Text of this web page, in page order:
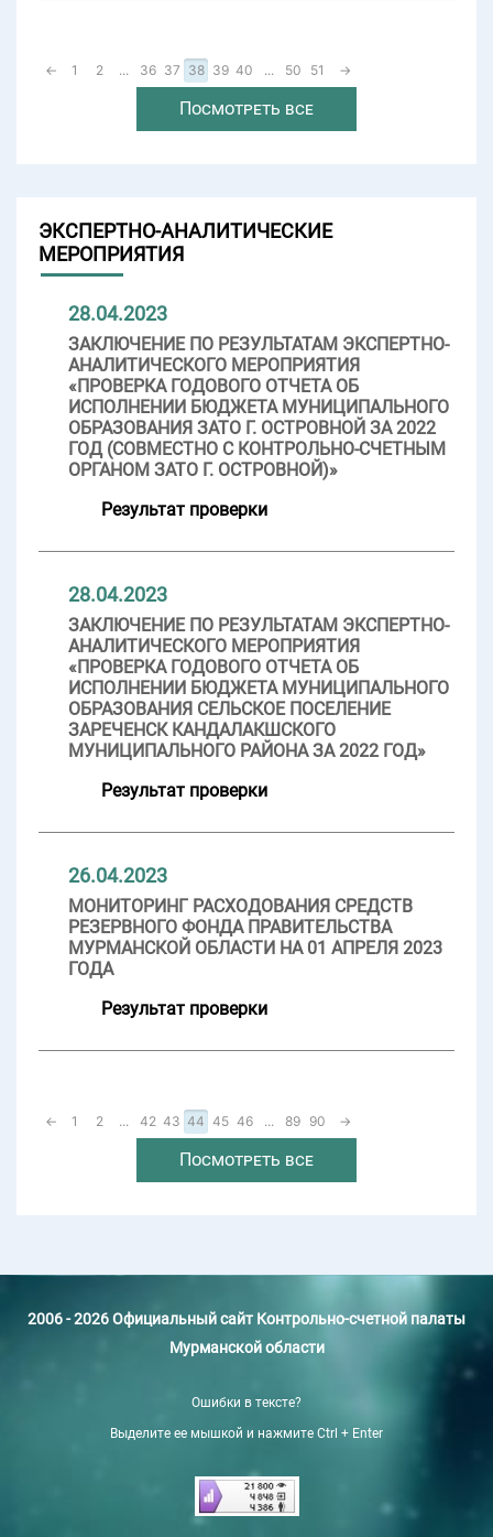
← 1 2 ... 36 37 38 39 40 ... 50 51 →
Посмотреть все
ЭКСПЕРТНО-АНАЛИТИЧЕСКИЕ
МЕРОПРИЯТИЯ
28.04.2023
ЗАКЛЮЧЕНИЕ ПО РЕЗУЛЬТАТАМ ЭКСПЕРТНО-
АНАЛИТИЧЕСКОГО МЕРОПРИЯТИЯ
«ПРОВЕРКА ГОДОВОГО ОТЧЕТА ОБ
ИСПОЛНЕНИИ БЮДЖЕТА МУНИЦИПАЛЬНОГО
ОБРАЗОВАНИЯ ЗАТО Г. ОСТРОВНОЙ ЗА 2022
ГОД (СОВМЕСТНО С КОНТРОЛЬНО-СЧЕТНЫМ
ОРГАНОМ ЗАТО Г. ОСТРОВНОЙ)»
Результат проверки
28.04.2023
ЗАКЛЮЧЕНИЕ ПО РЕЗУЛЬТАТАМ ЭКСПЕРТНО-
АНАЛИТИЧЕСКОГО МЕРОПРИЯТИЯ
«ПРОВЕРКА ГОДОВОГО ОТЧЕТА ОБ
ИСПОЛНЕНИИ БЮДЖЕТА МУНИЦИПАЛЬНОГО
ОБРАЗОВАНИЯ СЕЛЬСКОЕ ПОСЕЛЕНИЕ
ЗАРЕЧЕНСК КАНДАЛАКШСКОГО
МУНИЦИПАЛЬНОГО РАЙОНА ЗА 2022 ГОД»
Результат проверки
26.04.2023
МОНИТОРИНГ РАСХОДОВАНИЯ СРЕДСТВ
РЕЗЕРВНОГО ФОНДА ПРАВИТЕЛЬСТВА
МУРМАНСКОЙ ОБЛАСТИ НА 01 АПРЕЛЯ 2023
ГОДА
Результат проверки
← 1 2 ... 42 43 44 45 46 ... 89 90 →
Посмотреть все
2006 - 2026 Официальный сайт Контрольно-счетной палаты
Мурманской области
Ошибки в тексте?
Выделите ее мышкой и нажмите Ctrl + Enter